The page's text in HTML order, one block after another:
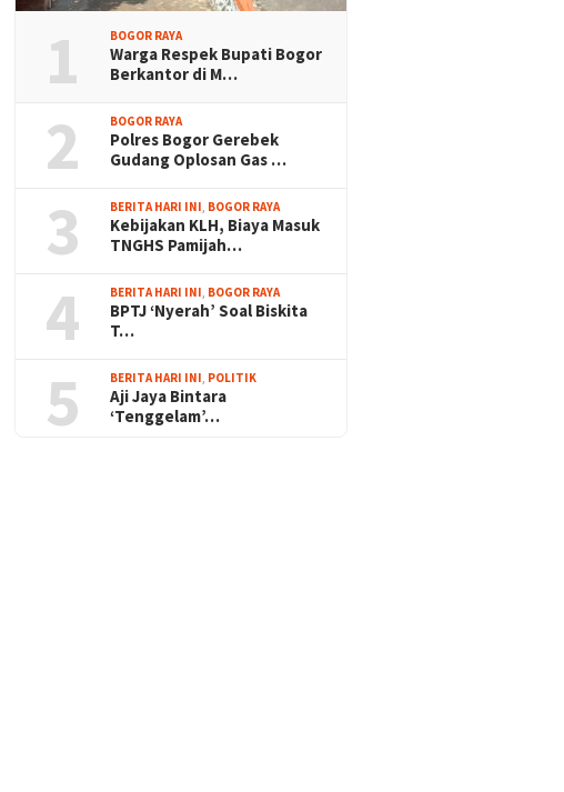
1 BOGOR RAYA
Warga Respek Bupati Bogor
Berkantor di M…
2 BOGOR RAYA
Polres Bogor Gerebek
Gudang Oplosan Gas …
3 BERITA HARI INI, BOGOR RAYA
Kebijakan KLH, Biaya Masuk
TNGHS Pamijah…
4 BERITA HARI INI, BOGOR RAYA
BPTJ ‘Nyerah’ Soal Biskita
T…
5 BERITA HARI INI, POLITIK
Aji Jaya Bintara
‘Tenggelam’…